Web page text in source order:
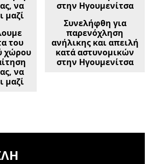
του
χώρου
να
μαζί
Συνελήφθη για
παρενόχληση
ανήλικης και απειλή
κατά αστυνομικών
στην Ηγουμενίτσα